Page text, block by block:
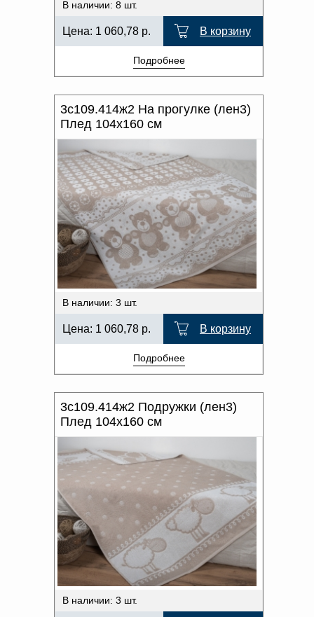
В наличии: 8 шт.
Цена: 1 060,78 р. В корзину
Подробнее
3с109.414ж2 На прогулке (лен3)
Плед 104х160 см
В наличии: 3 шт.
Цена: 1 060,78 р. В корзину
Подробнее
3с109.414ж2 Подружки (лен3)
Плед 104х160 см
В наличии: 3 шт.